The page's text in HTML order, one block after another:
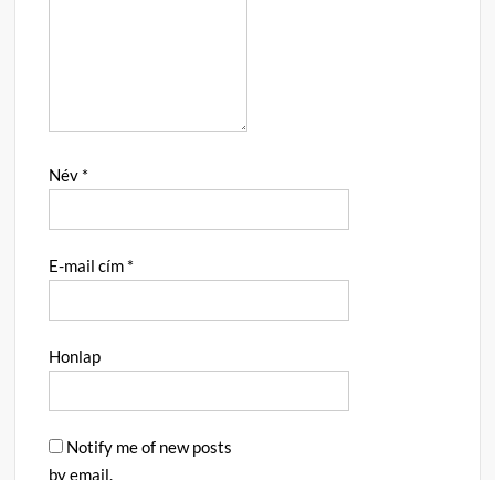
Név *
E-mail cím *
Honlap
Notify me of new posts
by email.